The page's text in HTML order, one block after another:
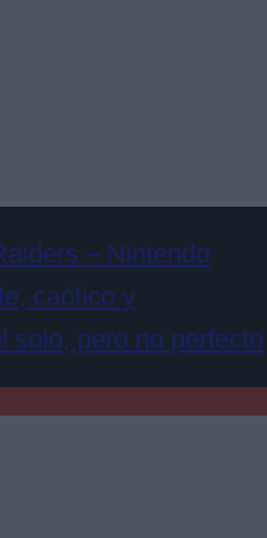
– Nintendo
caótico y
solo, pero no perfecto